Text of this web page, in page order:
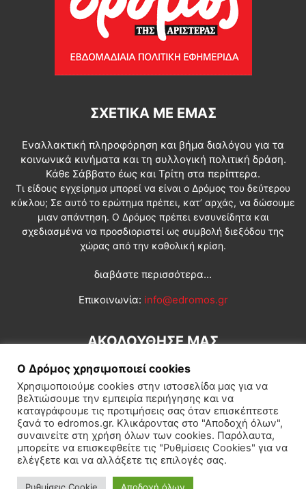
ΣΧΕΤΙΚΆ ΜΕ ΕΜΆΣ
Εναλλακτική πληροφόρηση και βήμα διαλόγου για τα
κοινωνικά κινήματα και τη συλλογική πολιτική δράση.
Κάθε Σάββατο έως και Τρίτη στα περίπτερα.
Τι είδους εγχείρημα μπορεί να είναι ο Δρόμος του δεύτερου
κύκλου; Σε αυτό το ερώτημα πρέπει, κατ’ αρχάς, να δώσουμε
μιαν απάντηση. Ο Δρόμος πρέπει ενσυνείδητα και
σχεδιασμένα να προσδιοριστεί ως συμβολή διεξόδου της
χώρας από την καθολική κρίση.
διαβάστε περισσότερα...
Επικοινωνία: info@edromos.gr
ΑΚΟΛΟΥΘΗΣΕ ΜΑΣ
Εγγραφή συνδρομητή Πολιτική Διεθνή Κοινωνία
Πολιτισμός Αφιερώματα
Ο Δρόμος χρησιμοποιεί cookies
Χρησιμοποιούμε cookies στην ιστοσελίδα μας για να
βελτιώσουμε την εμπειρία περιήγησης και να
καταγράφουμε τις προτιμήσεις σας όταν επισκέπτεστε
ξανά το edromos.gr. Κλικάροντας στο "Αποδοχή όλων",
συναινείτε στη χρήση όλων των cookies. Παρόλαυτα,
μπορείτε να επισκεφθείτε τις "Ρυθμίσεις Cookies" για να
ελέγξετε και να αλλάξετε τις επιλογές σας.